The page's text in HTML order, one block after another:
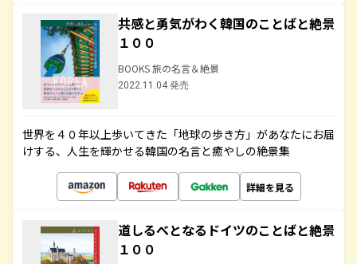
共感と勇気がわく韓国のことばと絶景
１００
BOOKS 旅の名言＆絶景
2022.11.04 発売
世界を４０年以上歩いてきた「地球の歩き方」があなたにお届
けする、人生を輝かせる韓国の名言と癒やしの絶景集
詳細を見る
道しるべとなるドイツのことばと絶景
１００